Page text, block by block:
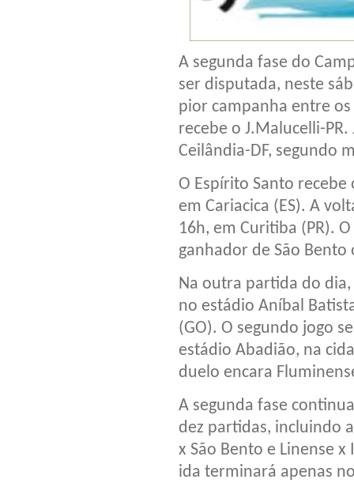
A segunda fase do
ser disputada, neste
pior campanha entre os
recebe o J.Malucelli-
Ceilândia-DF, segundo
O Espírito Santo
em Cariacica (ES). A
16h, em Curitiba (PR).
ganhador de São
Na outra partida do
no estádio Aníbal
(GO). O segundo jogo
estádio Abadião, na
duelo encara
A segunda fase
dez partidas, incluindo
x São Bento e Linense
ida terminará apenas